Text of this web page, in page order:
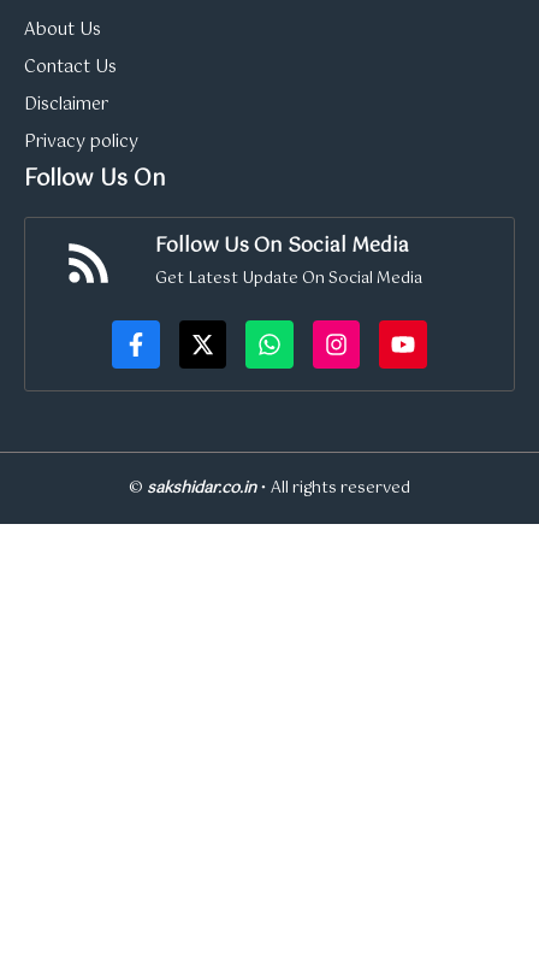
About Us
Contact Us
Disclaimer
Privacy policy
Follow Us On
Follow Us On Social Media
Get Latest Update On Social Media
© sakshidar.co.in• All rights reserved